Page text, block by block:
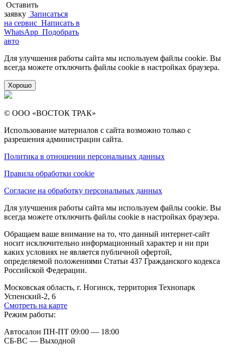
Оставить
заявку Записаться
на сервис Написать в
WhatsApp Подобрать
авто
Для улучшения работы сайта мы используем файлы cookie. Вы
всегда можете отключить файлы cookie в настройках браузера.
Хорошо
© ООО «ВОСТОК ТРАК»
Использование материалов с сайта возможно только с
разрешения администрации сайта.
Политика в отношении персональных данных
Правила обработки cookie
Согласие на обработку персональных данных
Для улучшения работы сайта мы используем файлы cookie. Вы
всегда можете отключить файлы cookie в настройках браузера.
Обращаем ваше внимание на то, что данный интернет-сайт
носит исключительно информационный характер и ни при
каких условиях не является публичной офертой,
определяемой положениями Статьи 437 Гражданского кодекса
Российской Федерации.
Московская область, г. Ногинск, территория Технопарк
Успенский-2, 6
Смотреть на карте
Режим работы:
Автосалон ПН-ПТ 09:00 — 18:00
СБ-ВС — Выходной